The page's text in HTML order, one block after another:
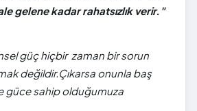
gelene kadar rahatsızlık verir."
güç hiçbir zaman bir sorun
değildir.Çıkarsa onunla baş
güce sahip olduğumuza